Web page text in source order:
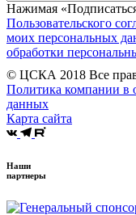
Нажимая
Пользовательского
моих персональных
обработки
© ЦСКА 2018 Все
Политика компании в
данных
Карта сайта
Наши
партнеры